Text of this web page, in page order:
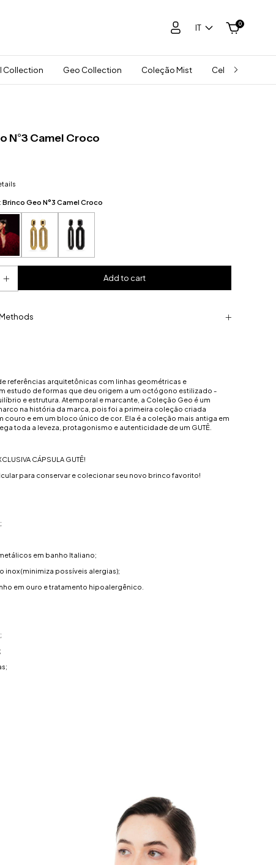
IT 0
Collection Geo Collection Coleção Mist Celebra
N°3 Camel Croco
Brinco Geo N°3 Camel Croco
referências arquitetônicas com linhas geométricas e
estudo de formas que deu origem a um octógono estilizado -
e estrutura. Atemporal e marcante, a Coleção Geo é um
na história da marca, pois foi a primeira coleção criada
couro e em um bloco único de cor. Ela é a coleção mais antiga em
toda a leveza, protagonismo e autenticidade de um GUTÊ.
CÁPSULA GUTÊ!
para conservar e colecionar seu novo brinco favorito!
em banho Italiano;
inox (minimiza possíveis alergias);
em ouro e tratamento hipoalergênico.